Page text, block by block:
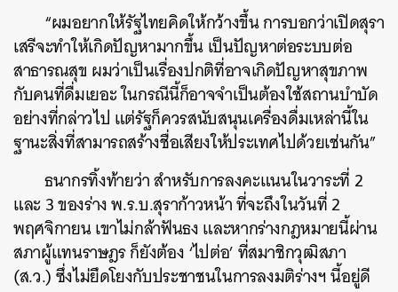
“ผมอยากให้รัฐไทยคิดให้กว้างขึ้น การบอกว่าเปิดสุรา
เสรีจะทำให้เกิดปัญหามากขึ้น เป็นปัญหาต่อระบบต่อ
สาธารณสุข ผมว่าเป็นเรื่องปกติที่อาจเกิดปัญหาสุขภาพ
กับคนที่ดื่มเยอะ ในกรณีนี้ก็อาจจำเป็นต้องใช้สถานบำบัด
อย่างที่กล่าวไป แต่รัฐก็ควรสนับสนุนเครื่องดื่มเหล่านี้ใน
ฐานะสิ่งที่สามารถสร้างชื่อเสียงให้ประเทศไปด้วยเช่นกัน”
ธนากรทิ้งท้ายว่า สำหรับการลงคะแนนในวาระที่ 2
และ 3 ของร่าง พ.ร.บ.สุราก้าวหน้า ที่จะถึงในวันที่ 2
พฤศจิกายน เขาไม่กล้าฟันธง และหากร่างกฎหมายนี้ผ่าน
สภาผู้แทนราษฎร ก็ยังต้อง ‘ไปต่อ’ ที่สมาชิกวุฒิสภา
(ส.ว.) ซึ่งไม่ยึดโยงกับประชาชนในการลงมติร่างฯ นี้อยู่ดี
SHARE TWEET LINE EMAIL